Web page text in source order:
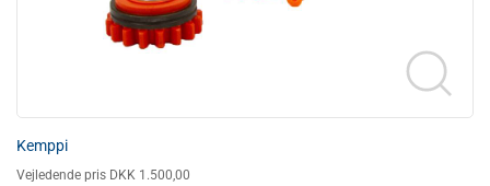
Kemppi
Vejledende pris DKK 1.500,00